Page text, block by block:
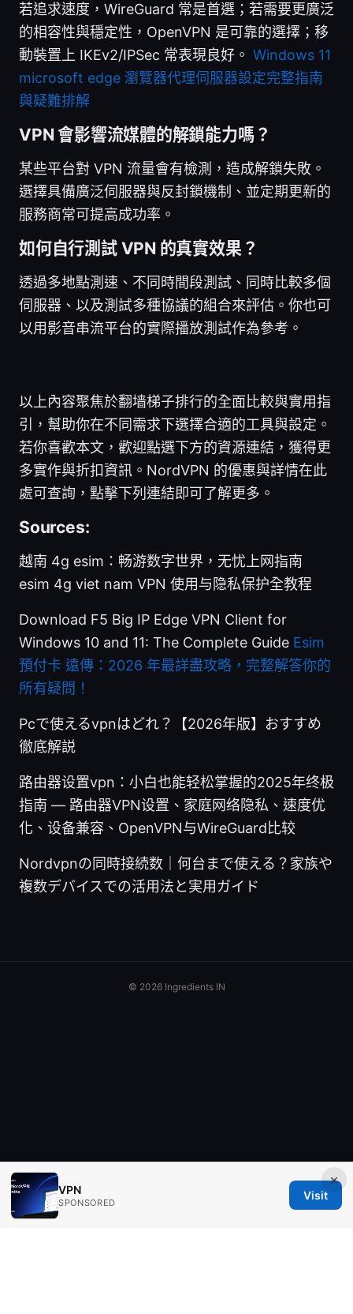
若追求速度，WireGuard 常是首選；若需要更廣泛
的相容性與穩定性，OpenVPN 是可靠的選擇；移
動裝置上 IKEv2/IPSec 常表現良好。 Windows 11
microsoft edge 瀏覽器代理伺服器設定完整指南
與疑難排解
VPN 會影響流媒體的解鎖能力嗎？
某些平台對 VPN 流量會有檢測，造成解鎖失敗。
選擇具備廣泛伺服器與反封鎖機制、並定期更新的
服務商常可提高成功率。
如何自行測試 VPN 的真實效果？
透過多地點測速、不同時間段測試、同時比較多個
伺服器、以及測試多種協議的組合來評估。你也可
以用影音串流平台的實際播放測試作為參考。
以上內容聚焦於翻墙梯子排行的全面比較與實用指
引，幫助你在不同需求下選擇合適的工具與設定。
若你喜歡本文，歡迎點選下方的資源連結，獲得更
多實作與折扣資訊。NordVPN 的優惠與詳情在此
處可查詢，點擊下列連結即可了解更多。
Sources:
越南 4g esim：畅游数字世界，无忧上网指南
esim 4g viet nam VPN 使用与隐私保护全教程
Download F5 Big IP Edge VPN Client for
Windows 10 and 11: The Complete Guide Esim
預付卡 遠傳：2026 年最詳盡攻略，完整解答你的
所有疑問！
Pcで使えるvpnはどれ？【2026年版】おすすめ
徹底解説
路由器设置vpn：小白也能轻松掌握的2025年终极
指南 — 路由器VPN设置、家庭网络隐私、速度优
化、设备兼容、OpenVPN与WireGuard比较
Nordvpnの同時接続数｜何台まで使える？家族や
複数デバイスでの活用法と実用ガイド
×
VPN
SPONSORED
Visit
© 2026 Ingredients IN